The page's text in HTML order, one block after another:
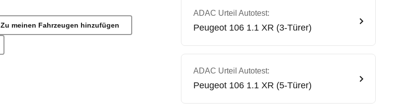
Zu meinen Fahrzeugen hinzufügen
ADAC Urteil Autotest:
Peugeot 106 1.1 XR (3-Türer)
ADAC Urteil Autotest:
Peugeot 106 1.1 XR (5-Türer)